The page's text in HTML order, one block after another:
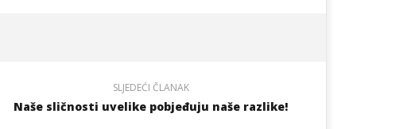
SLJEDEĆI ČLANAK
Naše sličnosti uvelike pobjeđuju naše razlike!